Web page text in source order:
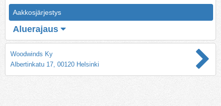
Aakkosjärjestys
Aluerajaus
Woodwinds Ky
Albertinkatu 17, 00120 Helsinki